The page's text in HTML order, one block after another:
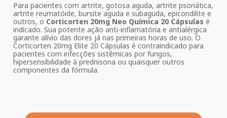
Para pacientes com artrite, gotosa aguda, artrite psoriática,
artrite reumatóide, bursite aguda e subaguda, epicondilite e
outros, o Corticorten 20mg Neo Química 20 Cápsulas é
indicado. Sua potente ação anti-inflamatória e antialérgica
garante alívio das dores já nas primeiras horas de uso. O
Corticorten 20mg Elite 20 Cápsulas é contraindicado para
pacientes com infecções sistêmicas por fungos,
hipersensibilidade à prednisona ou quaisquer outros
componentes da fórmula.